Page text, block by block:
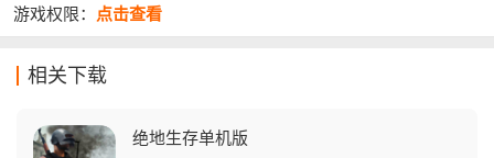
游戏权限： 点击查看
相关下载
绝地生存单机版